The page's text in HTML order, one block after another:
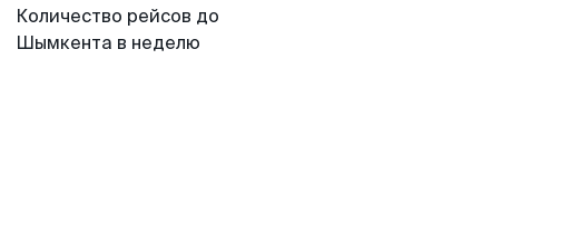
Количество рейсов до
Шымкента в неделю